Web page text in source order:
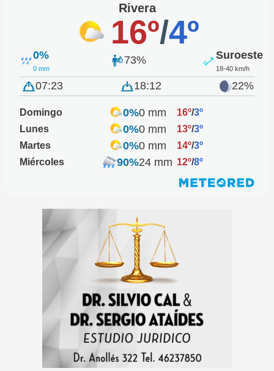
Rivera
16º/4º
0%
0 mm
73% Suroeste
18-40 km/h
07:23 18:12 22%
Domingo 0%0 mm 16º/3º
Lunes
0%0 mm 13º/3º
Martes
0%0 mm 14º/3º
Miércoles
90%24 mm 12º/8º